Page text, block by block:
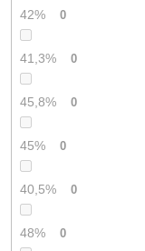
42% 0
41,3% 0
45,8% 0
45% 0
40,5% 0
48% 0